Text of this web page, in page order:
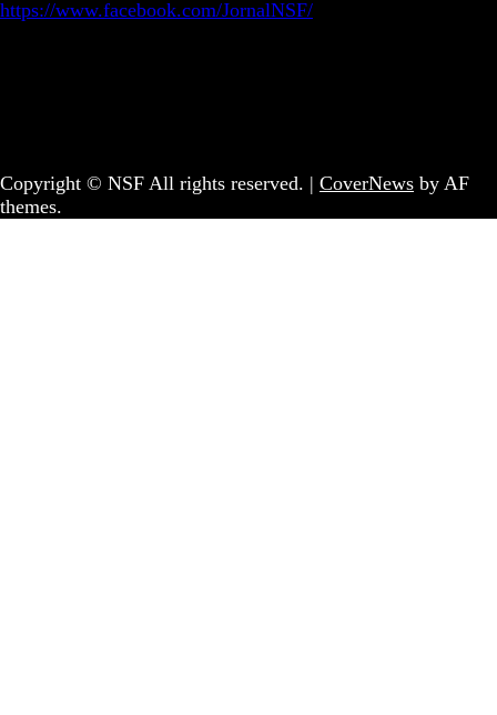
https://www.facebook.com/JornalNSF/
Copyright © NSF All rights reserved. | CoverNews by AF
themes.